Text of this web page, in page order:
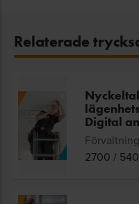
Relaterade
Digital
2700 /